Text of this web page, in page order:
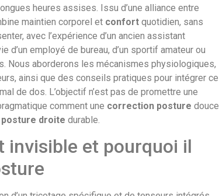
d’innovation mode
heures assises. Issu d’une alliance entre
maintien corporel et confortquotidien, sans
avec l’expérience d’un ancien assistant
employé de bureau, d’un sportif amateur ou
Nous aborderons les mécanismes physiologiques,
ainsi que des conseils pratiques pour intégrer ce
de dos. L’objectif n’est pas de promettre une
comment une correction posture douce
posture droite durable.
invisible et pourquoi il